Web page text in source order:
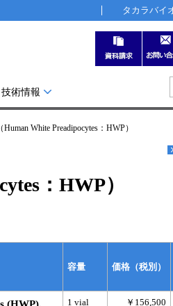
タカラバイ
技術情報
White Preadipocytes：HWP）
：HWP）
容量 価格（税別）
1 vial
￥156,500